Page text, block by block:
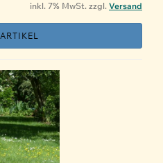
inkl. 7% MwSt. zzgl. Versand